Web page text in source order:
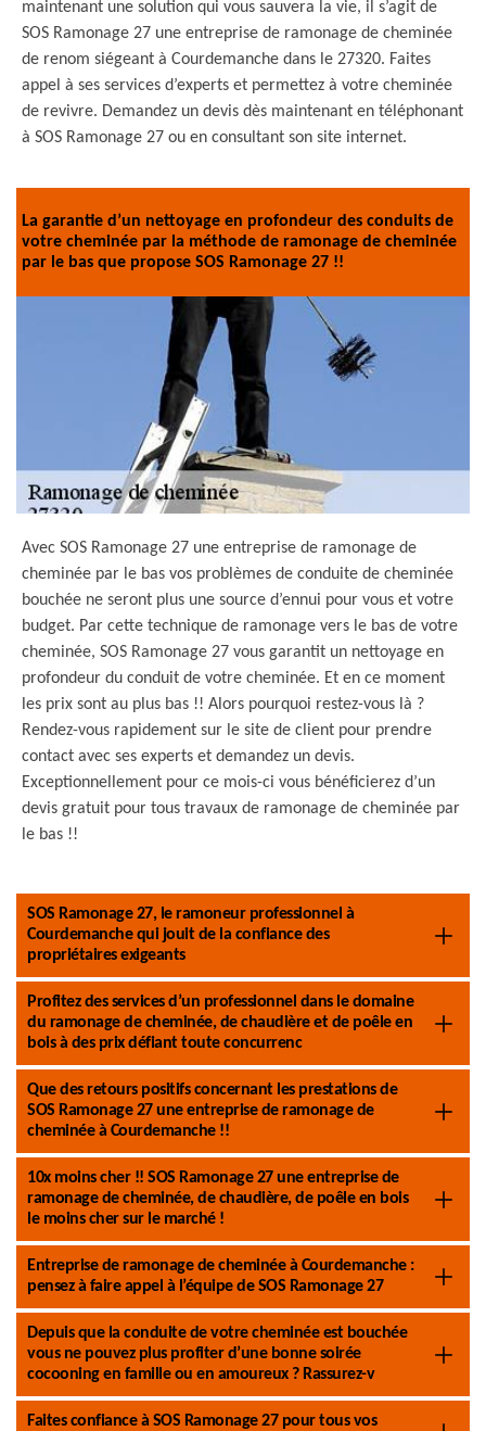
maintenant une solution qui vous sauvera la vie, il s’agit de
SOS Ramonage 27 une entreprise de ramonage de cheminée
de renom siégeant à Courdemanche dans le 27320. Faites
appel à ses services d’experts et permettez à votre cheminée
de revivre. Demandez un devis dès maintenant en téléphonant
à SOS Ramonage 27 ou en consultant son site internet.
La garantie d’un nettoyage en profondeur des conduits de
votre cheminée par la méthode de ramonage de cheminée
par le bas que propose SOS Ramonage 27 !!
Avec SOS Ramonage 27 une entreprise de ramonage de
cheminée par le bas vos problèmes de conduite de cheminée
bouchée ne seront plus une source d’ennui pour vous et votre
budget. Par cette technique de ramonage vers le bas de votre
cheminée, SOS Ramonage 27 vous garantit un nettoyage en
profondeur du conduit de votre cheminée. Et en ce moment
les prix sont au plus bas !! Alors pourquoi restez-vous là ?
Rendez-vous rapidement sur le site de client pour prendre
contact avec ses experts et demandez un devis.
Exceptionnellement pour ce mois-ci vous bénéficierez d’un
devis gratuit pour tous travaux de ramonage de cheminée par
le bas !!
SOS Ramonage 27, le ramoneur professionnel à
Courdemanche qui jouit de la confiance des
propriétaires exigeants
Profitez des services d’un professionnel dans le domaine
du ramonage de cheminée, de chaudière et de poêle en
bois à des prix défiant toute concurrenc
Que des retours positifs concernant les prestations de
SOS Ramonage 27 une entreprise de ramonage de
cheminée à Courdemanche !!
10x moins cher !! SOS Ramonage 27 une entreprise de
ramonage de cheminée, de chaudière, de poêle en bois
le moins cher sur le marché !
Entreprise de ramonage de cheminée à Courdemanche :
pensez à faire appel à l’équipe de SOS Ramonage 27
Depuis que la conduite de votre cheminée est bouchée
vous ne pouvez plus profiter d’une bonne soirée
cocooning en famille ou en amoureux ? Rassurez-v
Faites confiance à SOS Ramonage 27 pour tous vos